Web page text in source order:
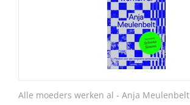
Alle moeders werken al - Anja Meulenbelt